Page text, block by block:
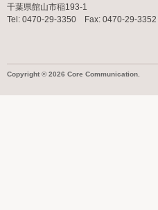
千葉県館山市稲193-1
Tel: 0470-29-3350 Fax: 0470-29-3352
Copyright © 2026 Core Communication.